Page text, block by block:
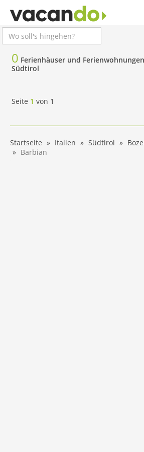
0 Ferienhäuser und
Südtirol
Seite 1 von 1
Startseite Italien Südtirol
Barbian